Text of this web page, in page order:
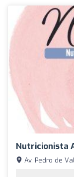
Nutricionista
Av. Pedro de